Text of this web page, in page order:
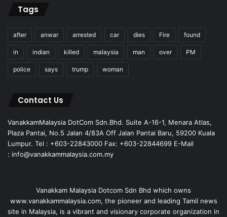
Tags
after anwar arrested car dies Fire found
in indian killed malaysia man over PM
police says trump woman
Contact Us
VanakkamMalaysia DotCom Sdn.Bhd. Suite A-16-1, Menara Atlas,
Plaza Pantai, No.5 Jalan 4/83A Off Jalan Pantai Baru, 59200 Kuala
Lumpur. Tel : +603-22843000 Fax: +603-22844699 E-Mail
: info@vanakkammalaysia.com.my
Vanakkam Malaysia Dotcom Sdn Bhd which owns
www.vanakkammalaysia.com, the pioneer and leading Tamil news
site in Malaysia, is a vibrant and visionary corporate organization in